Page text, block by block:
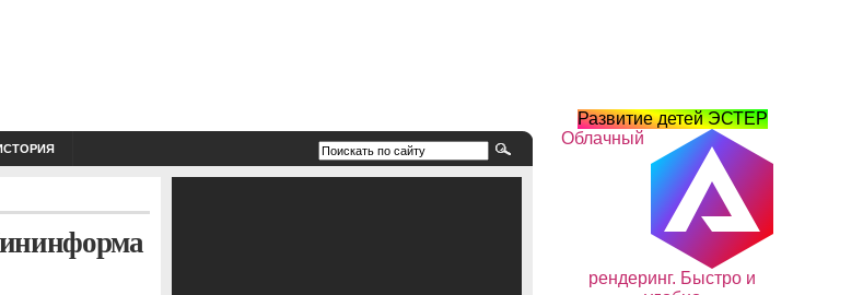
Развитие детей ЭСТЕР
Облачный
рендеринг. Быстро и